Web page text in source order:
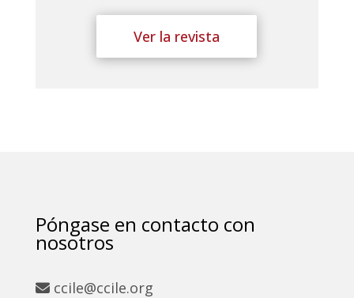
Ver la revista
Póngase en contacto con
nosotros
ccile@ccile.org